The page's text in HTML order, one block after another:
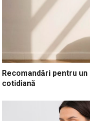
Recomandări pentru
cotidiană